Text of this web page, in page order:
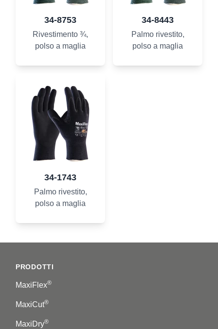
34-8753
Rivestimento ¾,
polso a maglia
34-8443
Palmo rivestito,
polso a maglia
34-1743
Palmo rivestito,
polso a maglia
PRODOTTI
MaxiFlex®
MaxiCut®
MaxiDry®